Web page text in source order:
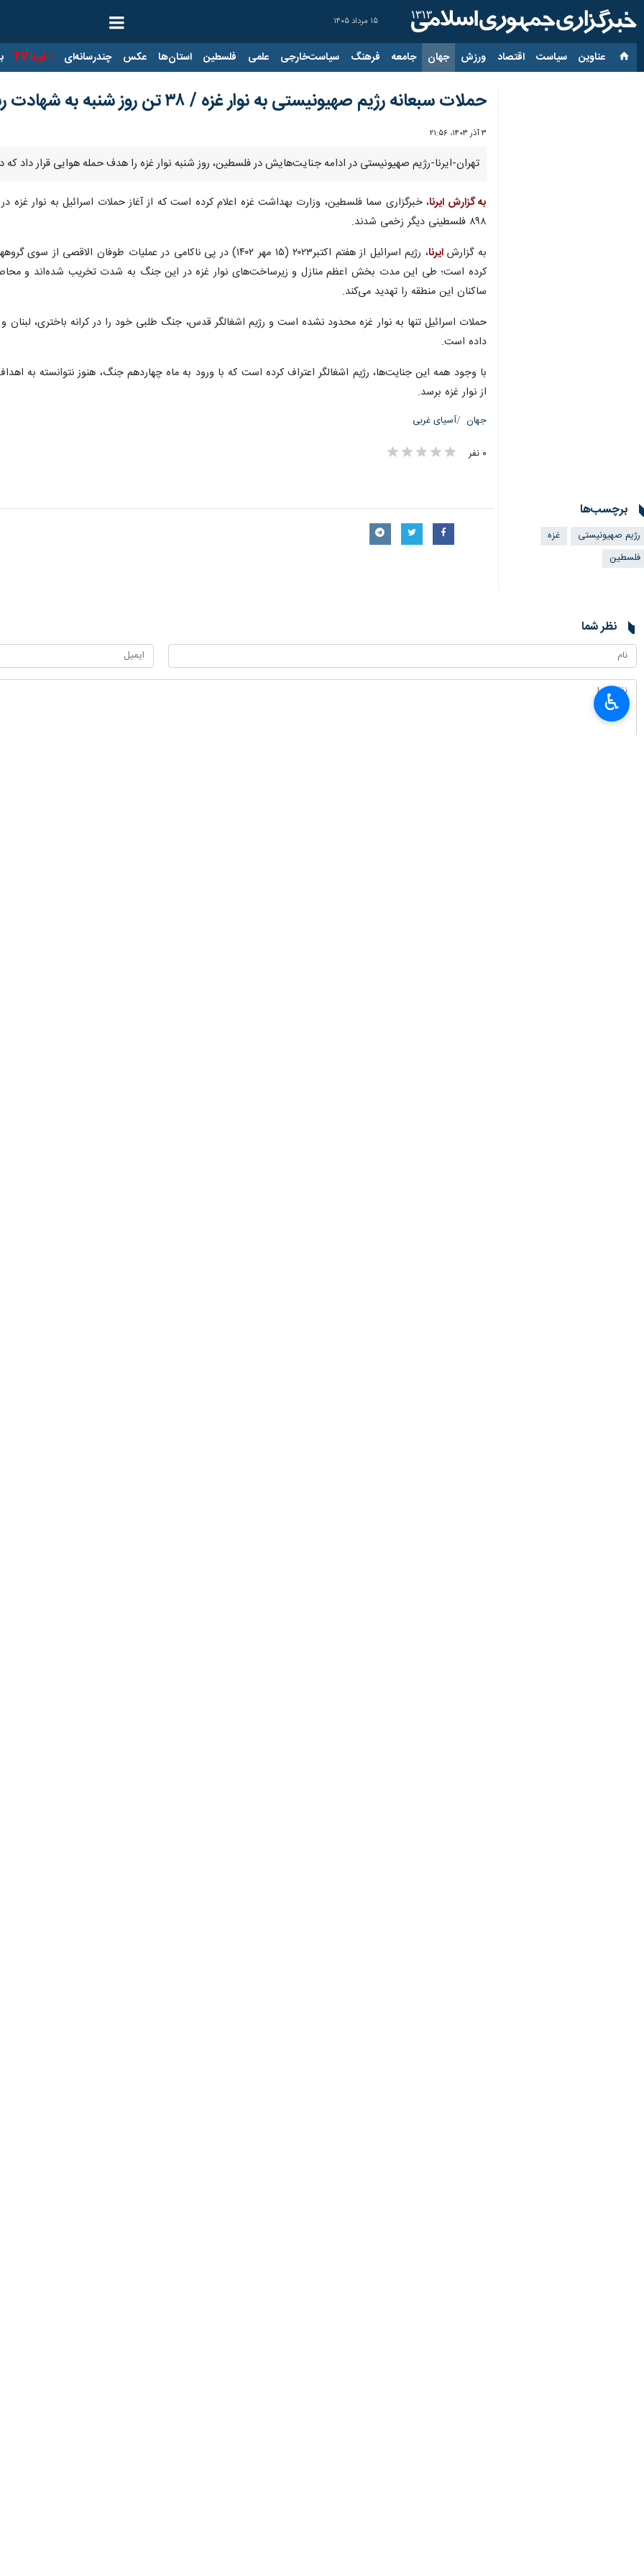
۱۵ مرداد ۱۴۰۵
عناوین‌ سیاست اقتصاد ورزش جهان جامعه فرهنگ سیاست‌خارجی علمی فلسطین استان‌ها عکس چندرسانه‌ای ایرنا TV
×
حملات سبعانه رژیم صهیونیستی به نوار غزه / ۳۸ تن روز شنبه به شهادت رسیدند
۳ آذر ۱۴۰۳، ۲۱:۵۶
تهران-ایرنا-رژیم صهیونیستی در ادامه جنایت‌هایش در فلسطین، روز شنبه نوار غزه را هدف حمله هوایی قرار داد که در جریان آن
به گزارش ایرنا
۸۹۸ فلسطینی دیگر زخمی شدند.
به گزارشایرنا
، رژیم اسرائیل از هفتم اکتبر۲۰۲۳ (۱۵ مهر ۱۴۰۲) در پی ناکامی در
کرده است؛ طی این مدت بخش اعظم منازل و زیرساخت‌های نوار غزه در این جنگ به شدت تخریب شده‌اند و
ساکنان این منطقه را تهدید می‌کند.
حملات اسرائیل تنها به نوار غزه محدود نشده است و رژیم اشغالگر قدس، جنگ طلبی خود را در کرانه باختری،
داده است.
با وجود همه این جنایت‌ها، رژیم اشغالگر اعتراف کرده است که با ورود به ماه چهاردهم جنگ، هنوز نتوانسته به
از نوار غزه برسد.
جهان آسیای غربی
۰ نفر
برچسب‌ها
رژیم صهیونیستی
غزه
فلسطین
نظر شما
♿︎